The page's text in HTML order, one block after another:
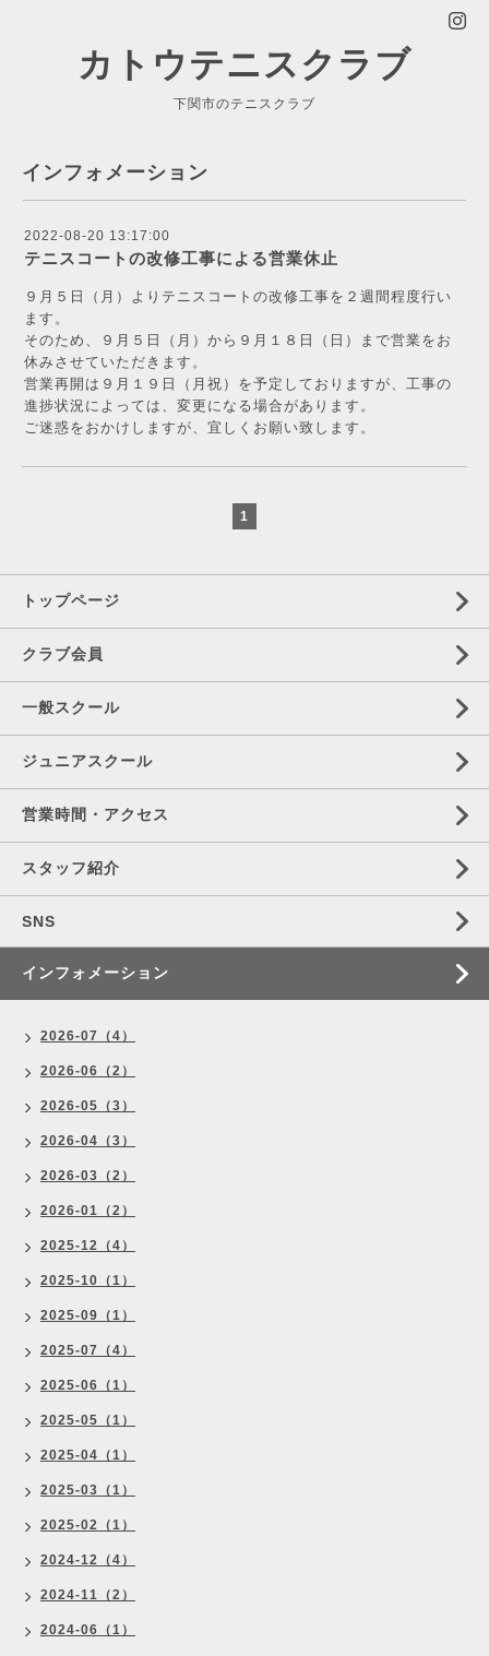
カトウテニスクラブ
下関市のテニスクラブ
インフォメーション
2022-08-20 13:17:00
テニスコートの改修工事による営業休止
９月５日（月）よりテニスコートの改修工事を２週間程度行い
ます。
そのため、９月５日（月）から９月１８日（日）まで営業をお
休みさせていただきます。
営業再開は９月１９日（月祝）を予定しておりますが、工事の
進捗状況によっては、変更になる場合があります。
ご迷惑をおかけしますが、宜しくお願い致します。
1
トップページ
クラブ会員
一般スクール
ジュニアスクール
営業時間・アクセス
スタッフ紹介
SNS
インフォメーション
2026-07（4）
2026-06（2）
2026-05（3）
2026-04（3）
2026-03（2）
2026-01（2）
2025-12（4）
2025-10（1）
2025-09（1）
2025-07（4）
2025-06（1）
2025-05（1）
2025-04（1）
2025-03（1）
2025-02（1）
2024-12（4）
2024-11（2）
2024-06（1）